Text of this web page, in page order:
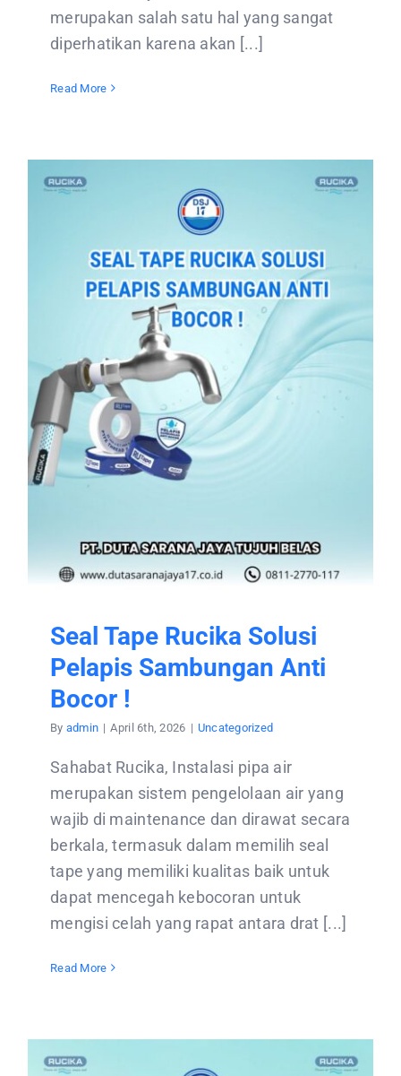
merupakan salah satu hal yang sangat
diperhatikan karena akan [...]
Read More
Seal Tape Rucika Solusi
Pelapis Sambungan Anti
Bocor !
By admin | April 6th, 2026 | Uncategorized
Sahabat Rucika, Instalasi pipa air
merupakan sistem pengelolaan air yang
wajib di maintenance dan dirawat secara
berkala, termasuk dalam memilih seal
tape yang memiliki kualitas baik untuk
dapat mencegah kebocoran untuk
mengisi celah yang rapat antara drat [...]
Read More